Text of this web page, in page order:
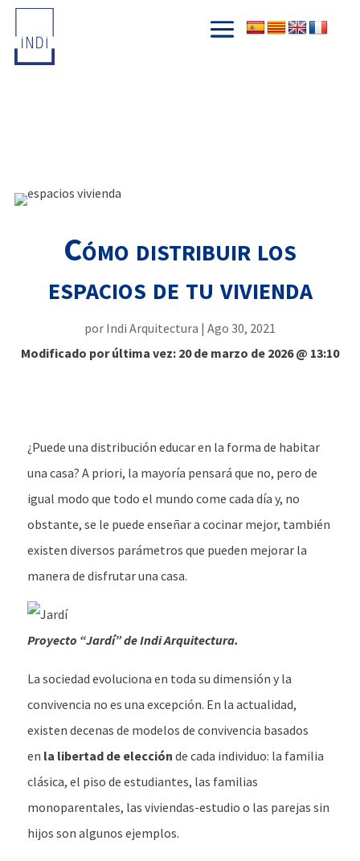
Cómo distribuir los
espacios de tu vivienda
por Indi Arquitectura | Ago 30, 2021
Modificado por última vez: 20 de marzo de 2026 @ 13:10
¿Puede una distribución educar en la forma de habitar
una casa? A priori, la mayoría pensará que no, pero de
igual modo que todo el mundo come cada día y, no
obstante, se le puede enseñar a cocinar mejor, también
existen diversos parámetros que pueden mejorar la
manera de disfrutar una casa.
Proyecto “Jardí” de Indi Arquitectura.
La sociedad evoluciona en toda su dimensión y la
convivencia no es una excepción. En la actualidad,
existen decenas de modelos de convivencia basados
en la libertad de elección de cada individuo: la familia
clásica, el piso de estudiantes, las familias
monoparentales, las viviendas-estudio o las parejas sin
hijos son algunos ejemplos.